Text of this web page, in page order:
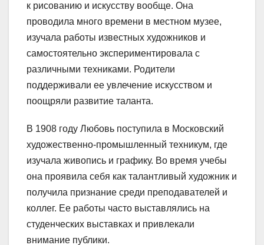
к рисованию и искусству вообще. Она
проводила много времени в местном музее,
изучала работы известных художников и
самостоятельно экспериментировала с
различными техниками. Родители
поддерживали ее увлечение искусством и
поощряли развитие таланта.
В 1908 году Любовь поступила в Московский
художественно-промышленный техникум, где
изучала живопись и графику. Во время учебы
она проявила себя как талантливый художник и
получила признание среди преподавателей и
коллег. Ее работы часто выставлялись на
студенческих выставках и привлекали
внимание публики.